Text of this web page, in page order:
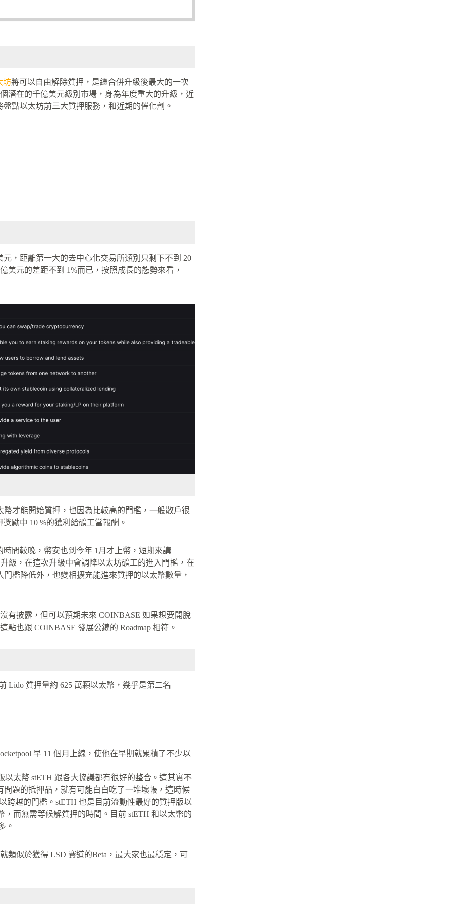
坊將可以自由解除質押，是繼合併升級後最大的一次
潛在的千億美元級別市場，身為年度重大的升級，近
點以太坊前三大質押服務，和近期的催化劑。
，距離第一大的去中心化交易所類別只剩下不到 20
美元的差距不到 1%而已，按照成長的態勢來看，
才能開始質押，也因為比較高的門檻，一般散戶很
勵中 10 %的獲利給礦工當報酬。
間較晚，幣安也到今年 1月才上幣，短期來講
級，在這次升級中會調降以太坊礦工的進入門檻，在
檻降低外，也變相擴充能進來質押的以太幣數量，
有披露，但可以預期未來 COINBASE 如果想要開脫
也跟 COINBASE 發展公鏈的 Roadmap 相符。
Lido 質押量約 625 萬顆以太幣，幾乎是第二名
早 11 個月上線，使他在早期就累積了不少以
太幣 stETH 跟各大協議都有很好的整合。這其實不
題的抵押品，就有可能白白吃了一堆壞帳，這時候
跨越的門檻。stETH 也是目前流動性最好的質押版以
而無需等候解質押的時間。目前 stETH 和以太幣的
。
似於獲得 LSD 賽道的Beta，最大家也最穩定，可